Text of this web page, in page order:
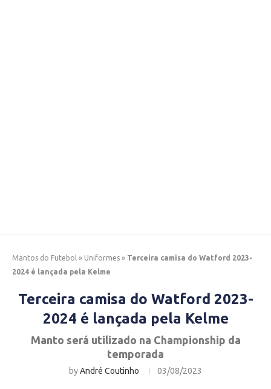
Mantos do Futebol » Uniformes » Terceira camisa do Watford 2023-
2024 é lançada pela Kelme
Terceira camisa do Watford 2023-
2024 é lançada pela Kelme
Manto será utilizado na Championship da
temporada
byAndré Coutinho 03/08/2023